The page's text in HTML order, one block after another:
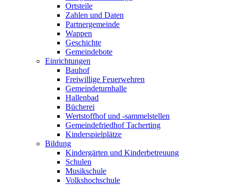
Ortsteile
Zahlen und Daten
Partnergemeinde
Wappen
Geschichte
Gemeindebote
Einrichtungen
Bauhof
Freiwillige Feuerwehren
Gemeindeturnhalle
Hallenbad
Bücherei
Wertstoffhof und -sammelstellen
Gemeindefriedhof Tacherting
Kinderspielplätze
Bildung
Kindergärten und Kinderbetreuung
Schulen
Musikschule
Volkshochschule